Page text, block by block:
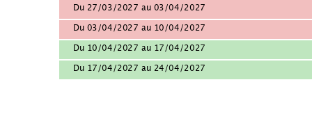
Du 27/03/2027 au 03/04/2027
Du 03/04/2027 au 10/04/2027
Du 10/04/2027 au 17/04/2027
Du 17/04/2027 au 24/04/2027